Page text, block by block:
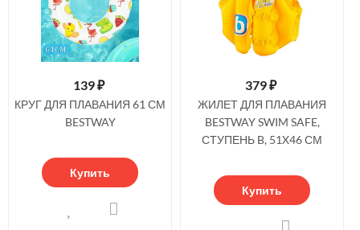
139₽
КРУГ ДЛЯ ПЛАВАНИЯ 61 СМ
BESTWAY
Купить
379₽
ЖИЛЕТ ДЛЯ ПЛАВАНИЯ
BESTWAY SWIM SAFE,
СТУПЕНЬ B, 51X46 СМ
Купить